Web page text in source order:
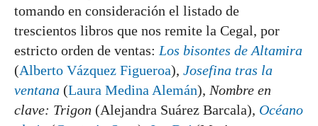
tomando en consideración el listado de
trescientos libros que nos remite la Cegal, por
estricto orden de ventas: Los bisontes de Altamira
(Alberto Vázquez Figueroa), Josefina tras la
ventana (Laura Medina Alemán), Nombre en
clave: Trigon (Alejandra Suárez Barcala), Océano